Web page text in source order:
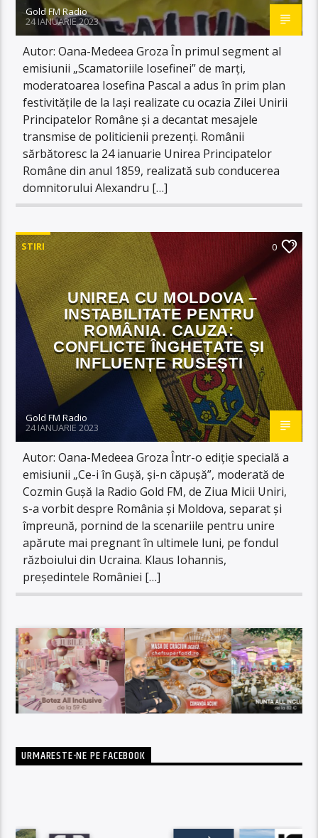
Gold FM Radio
24 IANUARIE 2023
Autor: Oana-Medeea Groza În primul segment al
emisiunii „Scamatoriile Iosefinei” de marți,
moderatoarea Iosefina Pascal a adus în prim plan
festivitățile de la Iași realizate cu ocazia Zilei Unirii
Principatelor Române și a decantat mesajele
transmise de politicienii prezenți. Românii
sărbătoresc la 24 ianuarie Unirea Principatelor
Române din anul 1859, realizată sub conducerea
domnitorului Alexandru […]
STIRI 0
UNIREA CU MOLDOVA –
INSTABILITATE PENTRU
ROMÂNIA. CAUZA:
CONFLICTE ÎNGHEȚATE ȘI
INFLUENȚE RUSEȘTI
Gold FM Radio
24 IANUARIE 2023
Autor: Oana-Medeea Groza Într-o ediție specială a
emisiunii „Ce-i în Gușă, și-n căpușă”, moderată de
Cozmin Gușă la Radio Gold FM, de Ziua Micii Uniri,
s-a vorbit despre România și Moldova, separat și
împreună, pornind de la scenariile pentru unire
apărute mai pregnant în ultimele luni, pe fondul
războiului din Ucraina. Klaus Iohannis,
președintele României […]
URMARESTE-NE PE FACEBOOK